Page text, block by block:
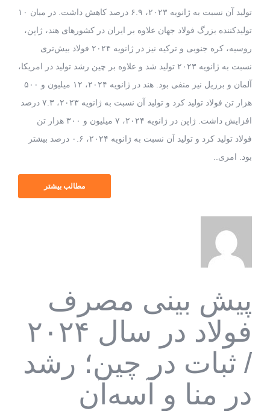
تولید آن نسبت به ژانویه ۲۰۲۳، ۶.۹ درصد کاهش داشت. در میان ۱۰
تولیدکننده بزرگ فولاد جهان علاوه بر ایران در کشورهای هند، ژاپن،
روسیه، کره جنوبی و ترکیه نیز در ژانویه ۲۰۲۴ فولاد بیش‌تری
نسبت به ژانویه ۲۰۲۳ تولید شد و علاوه بر چین رشد تولید در امریکا،
آلمان و برزیل نیز منفی بود. هند در ژانویه ۲۰۲۴، ۱۲ میلیون و ۵۰۰
هزار تن فولاد تولید کرد و تولید آن نسبت به ژانویه ۲۰۲۳، ۷.۳ درصد
افزایش داشت. ژاپن در ژانویه ۲۰۲۴، ۷ میلیون و ۳۰۰ هزار تن
فولاد تولید کرد و تولید آن نسبت به ژانویه ۲۰۲۴، ۰.۶ درصد بیشتر
بود. امری..
مطالب بیشتر
پیش بینی مصرف
فولاد در سال ۲۰۲۴
/ ثبات در چین؛ رشد
در منا و آسه‌آن